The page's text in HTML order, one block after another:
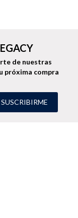
de nuestras
próxima compra
SUSCRIBIRME
empresariales
puntos